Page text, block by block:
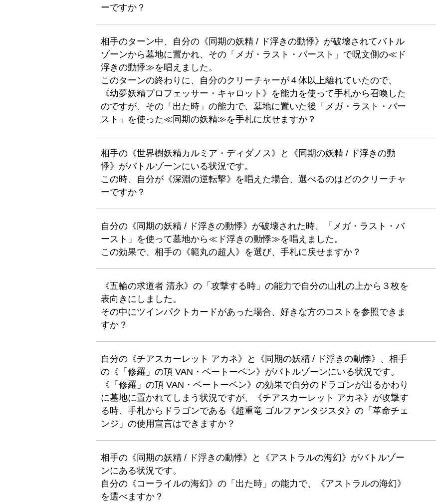
ーですか？
相手のターン中、自分の《同期の妖精 / ド浮きの動悸》が破壊されてバトル
ゾーンから墓地に置かれ、その「メガ・ラスト・バースト」で呪文側の≪ド
浮きの動悸≫を唱えました。
このターンの終わりに、自分のクリーチャーが４体以上離れていたので、
《幼夢妖精プロフェッサー・キャロット》を能力を使って手札から召喚した
のですが、その「出た時」の能力で、墓地に置いた後「メガ・ラスト・バー
スト」を使った≪同期の妖精≫を手札に戻せますか？
相手の《世界樹妖精カルミア・ディダノス》と《同期の妖精 / ド浮きの動
悸》がバトルゾーンにいる状況です。
この時、自分が《深淵の逆転撃》を唱えた場合、選べるのはどのクリーチャ
ーですか？
自分の《同期の妖精 / ド浮きの動悸》が破壊された時、「メガ・ラスト・バ
ースト」を使って墓地から≪ド浮きの動悸≫を唱えました。
この効果で、相手の《範丸の超人》を選び、手札に戻せますか？
《五輪の求道者 清永》の「攻撃する時」の能力で自分の山札の上から３枚を
表向きにしました。
その中にツインパクトカードがあった場合、好きな方のコストを参照できま
すか？
自分の《チアスカーレット アカネ》と《同期の妖精 / ド浮きの動悸》、相手
の《「修羅」の頂 VAN・ベートーベン》がバトルゾーンにいる状況です。
《「修羅」の頂 VAN・ベートーベン》の効果で自分のドラゴンが出るかわり
に墓地に置かれてしまう状況ですが、《チアスカーレット アカネ》が攻撃す
る時、手札からドラゴンである《超重竜 ゴルファンタジスタ》の「革命チェ
ンジ」の使用宣言はできますか？
相手の《同期の妖精 / ド浮きの動悸》と《アストラルの海幻》がバトルゾー
ンにある状況です。
自分の《コーライルの海幻》の「出た時」の能力で、《アストラルの海幻》
を選べますか？